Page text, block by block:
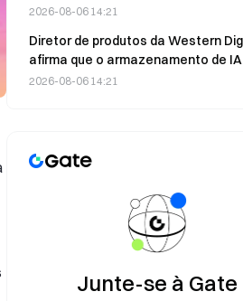
encerrada em 31 de julho serão
2026-08-06 14:21
Diretor de produtos da Western
afirma que o armazenamento de IA
precisa de HDDs para dados de
2026-08-06 14:21
Junte-se à Gate